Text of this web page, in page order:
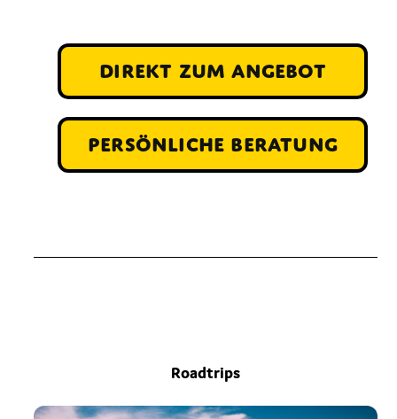
direkt zum Angebot
persönliche Beratung
Roadtrips